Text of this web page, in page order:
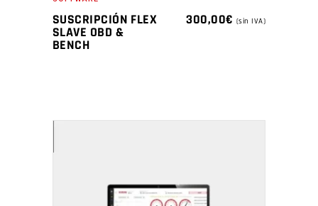
SUSCRIPCIÓN FLEX
SLAVE OBD &
BENCH
300,00€ (sin IVA)